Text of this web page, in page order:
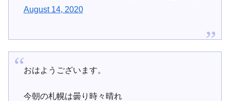
August 14, 2020
おはようございます。
今朝の札幌は曇り時々晴れ